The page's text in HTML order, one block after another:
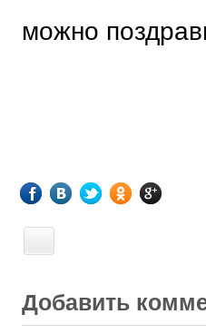
можно
Добавить